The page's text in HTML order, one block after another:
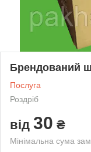
Брендований
Послуга
Роздріб
від 30 ₴
Мінімальна сума